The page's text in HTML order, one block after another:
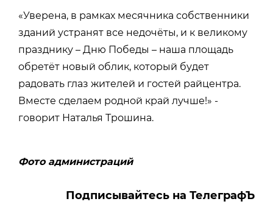
«Уверена, в рамках месячника собственники
зданий устранят все недочёты, и к великому
празднику – Дню Победы – наша площадь
обретёт новый облик, который будет
радовать глаз жителей и гостей райцентра.
Вместе сделаем родной край лучше!» -
говорит Наталья Трошина.
Фото администраций
Подписывайтесь на ТелеграфЪ